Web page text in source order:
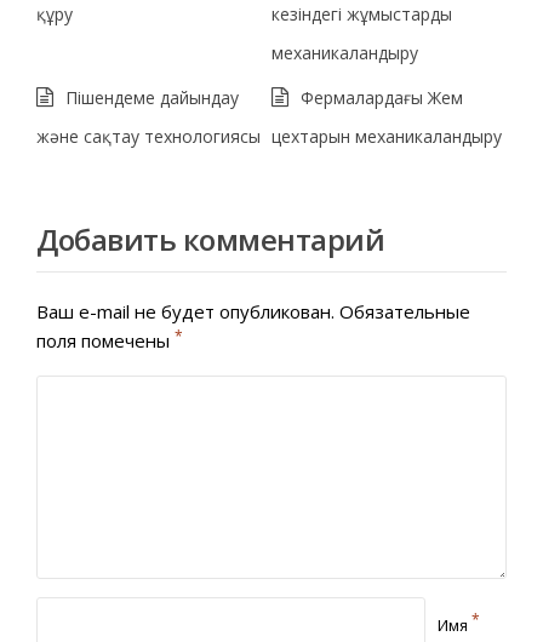
құру
кезіндегі жұмыстарды
механикаландыру
Пішендеме дайындау
және сақтау технологиясы
Фермалардағы Жем
цехтарын механикаландыру
Добавить комментарий
Ваш e-mail не будет опубликован. Обязательные
поля помечены *
Имя *